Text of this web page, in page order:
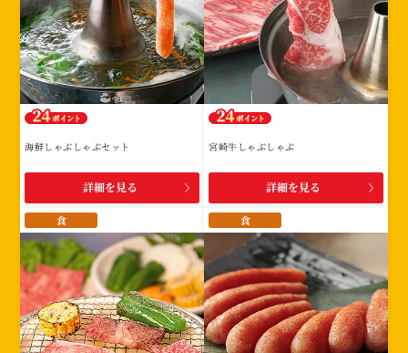
海鮮しゃぶしゃぶセット
詳細を見る
宮崎牛しゃぶしゃぶ
詳細を見る
食 食